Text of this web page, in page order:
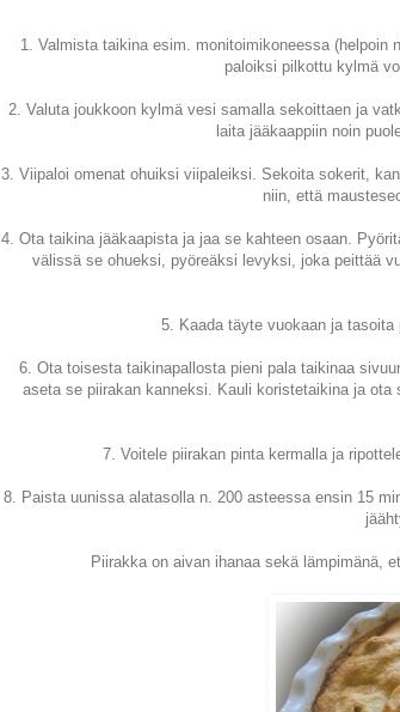
1. Valmista taikina esim. monitoimikoneessa
paloiksi pilkottu kylmä
2. Valuta joukkoon kylmä vesi samalla sekoittaen ja
laita jääkaappiin noin
3. Viipaloi omenat ohuiksi viipaleiksi. Sekoita sokerit,
niin, että
4. Ota taikina jääkaapista ja jaa se kahteen osaan.
välissä se ohueksi, pyöreäksi levyksi, joka peittää
5. Kaada täyte vuokaan ja tasoita
6. Ota toisesta taikinapallosta pieni pala taikinaa
aseta se piirakan kanneksi. Kauli koristetaikina ja
7. Voitele piirakan pinta kermalla ja
8. Paista uunissa alatasolla n. 200 asteessa ensin 15
Piirakka on aivan ihanaa sekä lämpimänä,